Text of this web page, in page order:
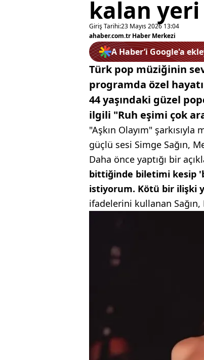
kalan
Giriş Tarihi:23 Mayıs 2026 13:04
ahaber.com.tr Haber Merkezi
A Haber’i Google'a
Türk pop müziğinin
programda özel
44 yaşındaki güzel
ilgili "Ruh eşimi çok
"Aşkın Olayım"
güçlü sesi Simge Sağın,
Daha önce yaptığı bir
bittiğinde biletimi kesip
istiyorum. Kötü bir ilişki
ifadelerini kullanan Sağın,